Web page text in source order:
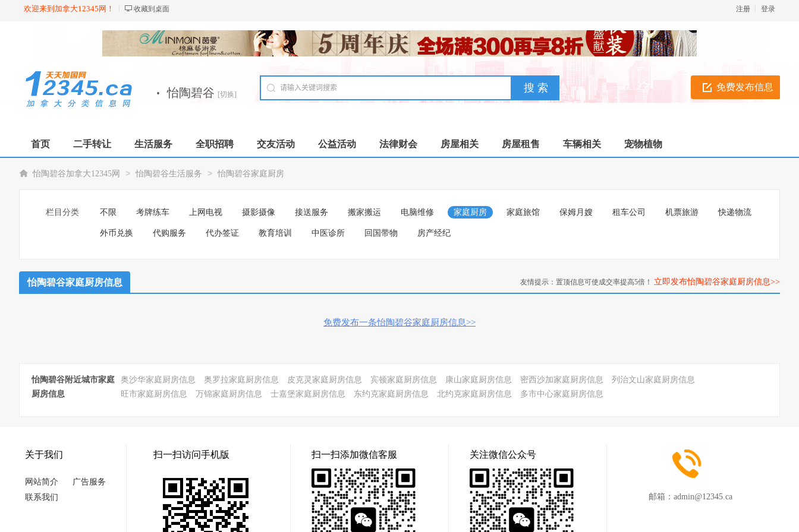
欢迎来到加拿大12345网！ 收藏到桌面 登录
注册
免费发布信息
· 怡陶碧谷 [切换]
首页 二手转让 生活服务 全职招聘 交友活动 公益活动 法律财会 房屋相关 房屋租售 车辆相关 宠物植物
怡陶碧谷加拿大12345网 > 怡陶碧谷生活服务 > 怡陶碧谷家庭厨房
栏目分类 不限 考牌练车 上网电视 摄影摄像 接送服务 搬家搬运 电脑维修 家庭厨房 家庭旅馆 保姆月嫂 租车公司 机票旅游 快递物流
外币兑换 代购服务 代办签证 教育培训 中医诊所 回国带物 房产经纪
怡陶碧谷家庭厨房信息 友情提示：置顶信息可使成交率提高5倍！ 立即发布怡陶碧谷家庭厨房信息>>
免费发布一条怡陶碧谷家庭厨房信息>>
怡陶碧谷附近城市家庭
厨房信息
奥沙华家庭厨房信息 奥罗拉家庭厨房信息 皮克灵家庭厨房信息 宾顿家庭厨房信息 康山家庭厨房信息 密西沙加家庭厨房信息
列治文山家庭厨房信息
旺市家庭厨房信息
万锦家庭厨房信息 士嘉堡家庭厨房信息 东约克家庭厨房信息 北约克家庭厨房信息 多市中心家庭厨房信息
关于我们
网站简介
广告服务
联系我们
扫一扫访问手机版 扫一扫添加微信客服 关注微信公众号
邮箱： admin@12345.ca